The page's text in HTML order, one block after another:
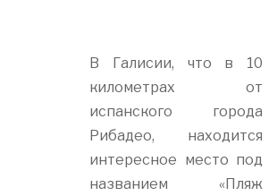
В Галисии, что в 10
километрах от
испанского города
Рибадео, находится
интересное место под
названием «Пляж